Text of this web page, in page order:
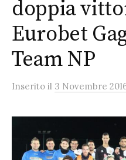
doppia
Eurobet
Team NP
Inserito il 3 Novembre